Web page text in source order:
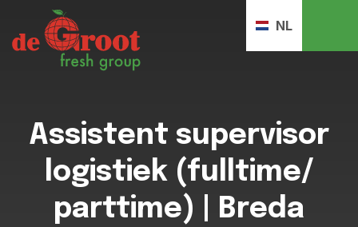
NL
Assistent supervisor
logistiek (fulltime/
parttime) | Breda